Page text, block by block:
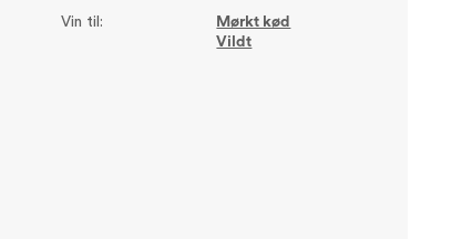
Vin til:
Mørkt kød
Vildt